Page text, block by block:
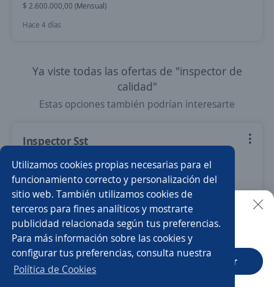
Utilizamos cookies propias necesarias para el
funcionamiento correcto y personalización del
sitio web. También utilizamos cookies de
terceros para fines analíticos y mostrarte
publicidad relacionada según tus preferencias.
Para más información sobre las cookies y
configurar tus preferencias, consulta nuestra
Política de Cookies
$ 2.600.000,00 (Mensual)
Hace 4 días
Ya viste todas las ofertas de "inspector de
calidad"
Estas opciones también podrían interesarte
Inspector Sst
PORTILLO HURTADO MARTIN ANTIDIO
Palmira, Valle del Cauca
7 de julio
Nuevas ofertas de empleo
Empleos similares
Buscar es más fácil en la app
CT App Abrir